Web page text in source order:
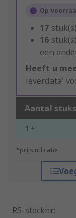
Op
17
16
een
Heeft u
leverdata'
Aantal stuks
1 +
*prijsindicatie
RS-stocknr.: